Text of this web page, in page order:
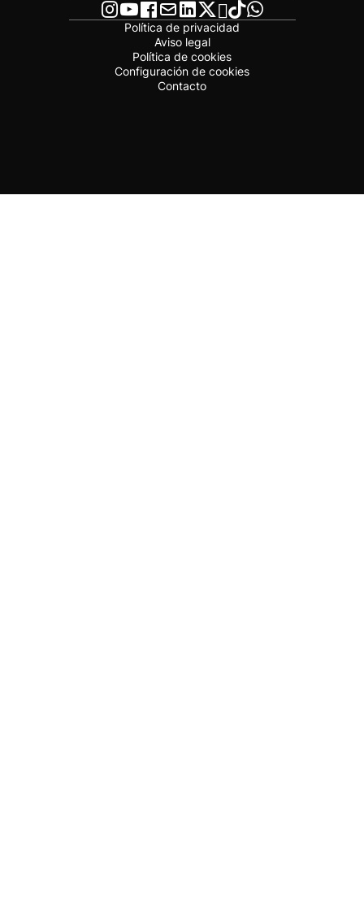
Política de privacidad
Aviso legal
Política de cookies
Configuración de cookies
Contacto